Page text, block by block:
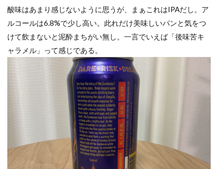
酸味はあまり感じないように思うが、まぁこれはIPAだし。ア
ルコールは6.8%で少し高い。此れだけ美味しいパンと気をつ
けて飲まないと泥酔まちがい無し。一言でいえば「後味苦キ
ャラメル」って感じである。